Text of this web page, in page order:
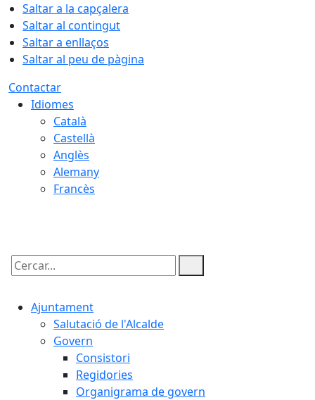
Saltar a la capçalera
Saltar al contingut
Saltar a enllaços
Saltar al peu de pàgina
Contactar
Idiomes
Català
Castellà
Anglès
Alemany
Francès
Cercar:
Ajuntament
Salutació de l'Alcalde
Govern
Consistori
Regidories
Organigrama de govern